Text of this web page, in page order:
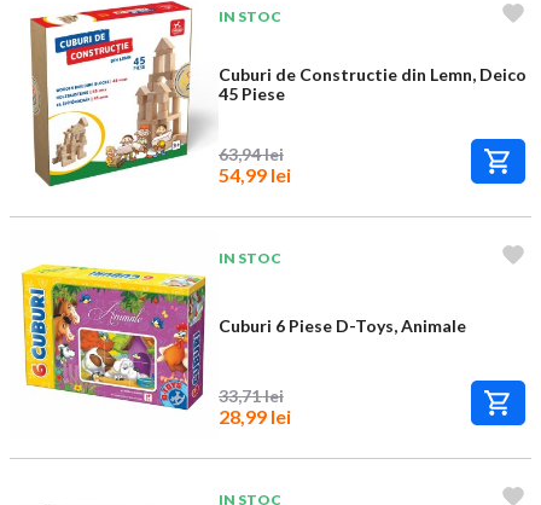
IN STOC
Cuburi de Constructie din Lemn, Deico
45 Piese
63,94 lei
54,99 lei
IN STOC
Cuburi 6 Piese D-Toys, Animale
33,71 lei
28,99 lei
IN STOC